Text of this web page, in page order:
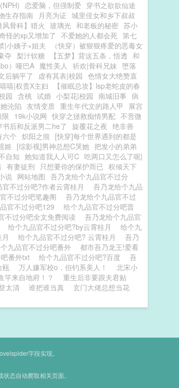
恋爱脑，但强制爱 穿书之欲欲仙途
生存指南 月亮为证 城里侄女和乡下叔叔
风骨科】猎火 玻璃光 和老板的秘密 苏小
怪的xp又增加了 不爱她的人都会死 第七
|小姨子×姐夫
（快穿）被狠狠疼爱的恶毒女
夺 梨汁软糖 【五梦】背这五条，悟透 和
）哑巴A 魔性美人 祈欢|骨科兄妹 堕落
后躺平了 虚有其表|校园 色情女大绝赞直
嘻|权贵X主妇
【催眠总攻】lsp老蛇皮的春
园 含桃 试婚 小梨花|校园 南城旧事 病
沦陷 友情变质 重生年代文的路人甲
展宫
19k小说网 快穿之拯救痴情男配 不啻微
书后和反派男二he了 旋覆花之夜 绝非善
六个 炽阳之痕 [快穿]每个世界遇到的都是
姬 [综影视]男神总想C哭她 把发小的弟弟
自知 她知道我人人可C 吃两口又怎么了呢|
有妻徒刑 只想要你的保护而已 权倾天下
说 网站地图 吾乃龙给个九品官不过分
官不过分吧?作者云霄桂月
吾乃龙给个九品
不过分吧笔趣阁
吾乃龙给个九品官不过
官不过分吧129
给个九品官不过分吧晋
不过分吧全文免费阅读
吾乃龙给个九品官
给个九品官不过分吧?by云霄桂月
给个九
给个九品官不过分吧? 云霄桂月
吾乃
九品官不过分吧番外
都市吾乃龙王!爱看
番外txt 给个九品官不过分吧?百度
吾
瓯 万人嫌军校o，但钓系美人！
北宋小
竿来自地府！？
重生后非要跟夫君贴
太清 谁把谁当真
玄门大佬总想当花
字段实现。
态自动爬取相关页面。